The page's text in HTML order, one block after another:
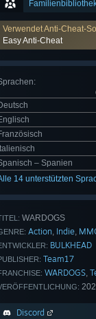
Verwendet Anti-Cheat-
Easy Anti-Cheat
:
Italienisch
– Spanien
14 unterstützten
WARDOGS
Action, Indie,
BULKHEAD
Team17
WARDOGS,
Discord